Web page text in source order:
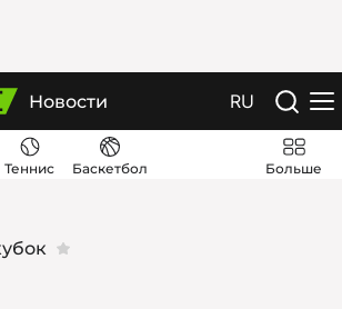
Новости RU
Теннис Баскетбол
Больше